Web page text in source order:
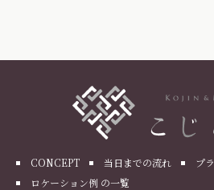
CONCEPT 当日までの流れ
プ
ロケーション例 の一覧